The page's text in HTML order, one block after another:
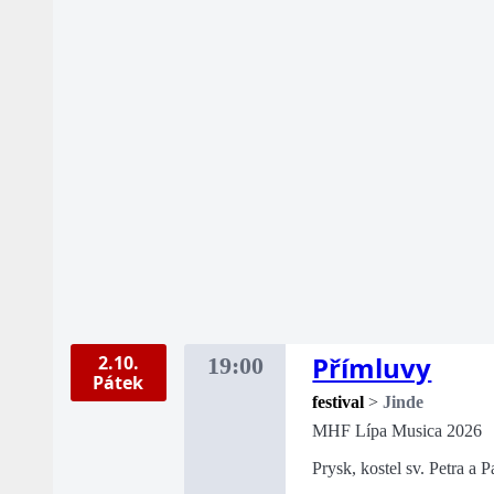
2.10.
Pátek
19:00 Přímluvy
festival >Jinde
MHF Lípa Musica 2026
Prysk, kostel sv. Petra a